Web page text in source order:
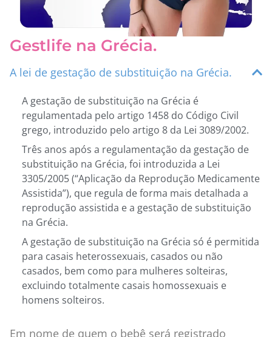
Gestlife na Grécia.
A lei de gestação de substituição na Grécia.
A gestação de substituição na Grécia é
regulamentada pelo artigo 1458 do Código Civil
grego, introduzido pelo artigo 8 da Lei 3089/2002.
Três anos após a regulamentação da gestação de
substituição na Grécia, foi introduzida a Lei
3305/2005 (“Aplicação da Reprodução Medicamente
Assistida”), que regula de forma mais detalhada a
reprodução assistida e a gestação de substituição
na Grécia.
A gestação de substituição na Grécia só é permitida
para casais heterossexuais, casados ou não
casados, bem como para mulheres solteiras,
excluindo totalmente casais homossexuais e
homens solteiros.
Em nome de quem o bebê será registrado